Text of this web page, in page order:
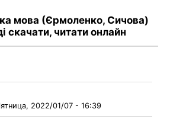
мова (Єрмоленко, Сичова)
скачати, читати онлайн
2022/01/07 - 16:39